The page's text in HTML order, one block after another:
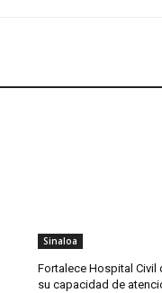
Sinaloa
Fortalece Hospital Civil
su capacidad de